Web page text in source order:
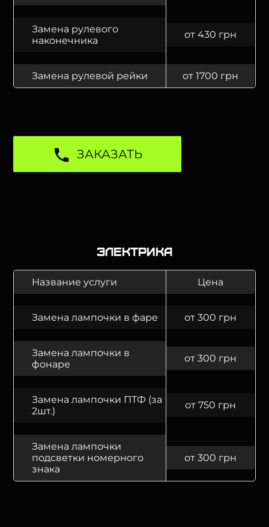
Замена рулевого
наконечника
от 430 грн
Замена рулевой рейки от 1700 грн
ЗАКАЗАТЬ
Электрика
Название услуги Цена
Замена лампочки в фаре от 300 грн
Замена лампочки в
фонаре
от 300 грн
Замена лампочки ПТФ (за
2шт.)
от 750 грн
Замена лампочки
подсветки номерного
знака
от 300 грн